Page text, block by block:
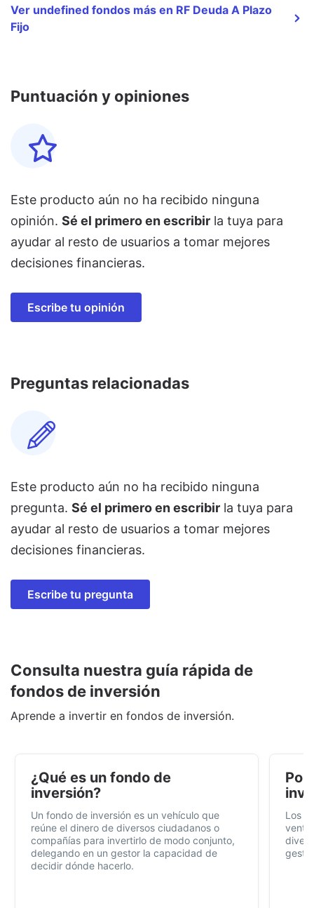
Ver undefined fondos más en RF Deuda A Plazo
Fijo
Puntuación y opiniones
Este producto aún no ha recibido ninguna
opinión. Sé el primero en escribir la tuya para
ayudar al resto de usuarios a tomar mejores
decisiones financieras.
Escribe tu opinión
Preguntas relacionadas
Este producto aún no ha recibido ninguna
pregunta. Sé el primero en escribir la tuya para
ayudar al resto de usuarios a tomar mejores
decisiones financieras.
Escribe tu pregunta
Consulta nuestra guía rápida de
fondos de inversión
Aprende a invertir en fondos de inversión.
¿Qué es un fondo de
inversión?
Un fondo de inversión es un vehículo que
reúne el dinero de diversos ciudadanos o
compañías para invertirlo de modo conjunto,
delegando en un gestor la capacidad de
decidir dónde hacerlo.
Por
Los